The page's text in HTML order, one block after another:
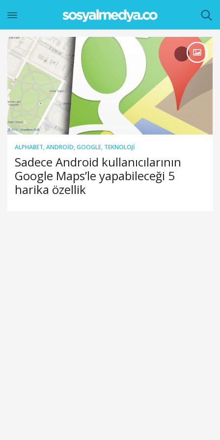
ALPHABET,ANDROID,GOOGLE, TEKNOLOJI
Sadece Android kullanıcılarının
Google Maps’le yapabileceği 5
harika özellik